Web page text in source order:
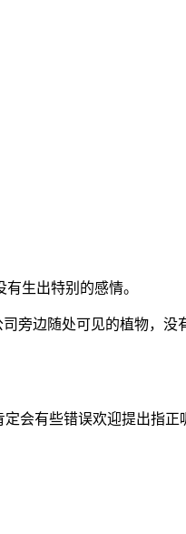
生出特别的感情。
旁边随处可见的植物，没
会有些错误欢迎提出指正